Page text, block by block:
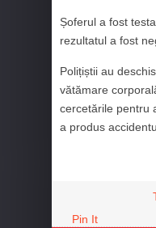
Șoferul a fost
rezultatul a fost
Polițiștii au
vătămare
cercetările pentru
a produs
Pin It